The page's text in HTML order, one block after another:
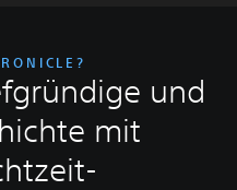
und
mit